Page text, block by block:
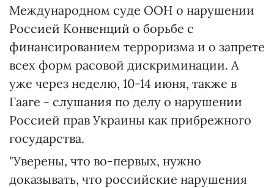
Международном суде ООН о нарушении
Россией Конвенций о борьбе с
финансированием терроризма и о запрете
всех форм расовой дискриминации. А
уже через неделю, 10-14 июня, также в
Гааге - слушания по делу о нарушении
Россией прав Украины как прибрежного
государства.
"Уверены, что во-первых, нужно
доказывать, что российские нарушения